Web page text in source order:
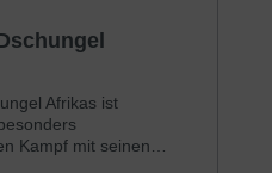
Afrikas ist
Kampf mit seinen